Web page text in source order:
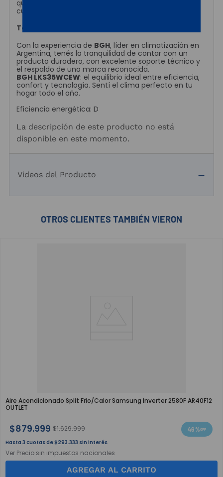
quienes buscan eficiencia sin comprometer el
cuidado ambiental.
Tecnología BGH, garantía de calidad
Con la experiencia de BGH, líder en climatización en
Argentina, tenés la tranquilidad de contar con un
producto duradero, con excelente soporte técnico y
el respaldo de una marca reconocida.
BGH LKS35WCEW: el equilibrio ideal entre eficiencia,
confort y tecnología. Sentí el clima perfecto en tu
hogar todo el año.
Eficiencia energética: D
La descripción de este producto no está
disponible en este momento.
Videos del Producto
OTROS CLIENTES TAMBIÉN VIERON
Aire Acondicionado Split Frío/Calor Samsung Inverter 2580F AR40F12
OUTLET
46 %
$879.999 $1.629.999
3 $293.333 sin interés
Ver Precio sin impuestos nacionales
AGREGAR AL CARRITO